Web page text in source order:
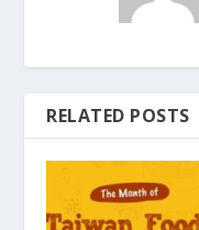
RELATED POSTS